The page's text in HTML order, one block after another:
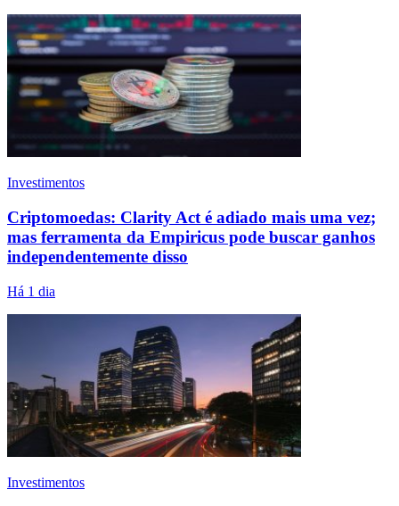
Investimentos
Criptomoedas: Clarity Act é adiado mais uma vez;
mas ferramenta da Empiricus pode buscar ganhos
independentemente disso
Há 1 dia
Investimentos